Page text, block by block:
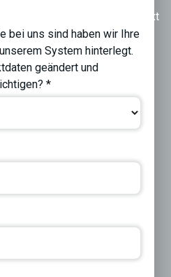
Next
bei uns sind haben wir Ihre
System hinterlegt.
geändert und
*